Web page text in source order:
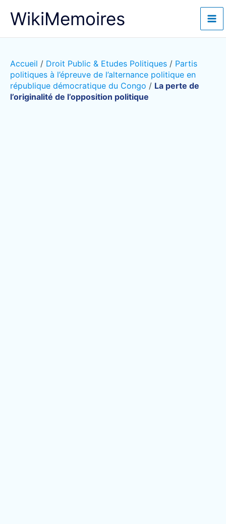
WikiMemoires
Accueil / Droit Public & Etudes Politiques / Partis
politiques à l’épreuve de l’alternance politique en
république démocratique du Congo / La perte de
l’originalité de l’opposition politique